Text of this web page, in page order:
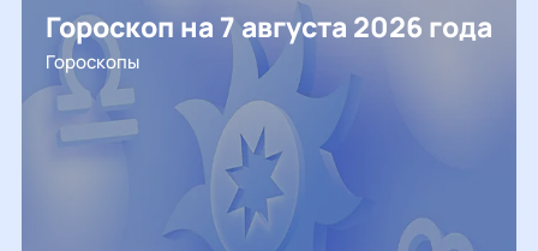
Гороскоп на 7 августа 2026 года
Гороскопы